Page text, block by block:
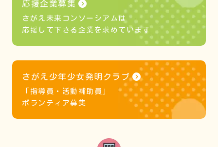
応援企業募集
さがえ未来コンソーシアムは
応援して下さる企業を求めています
さがえ少年少女発明クラブ
「指導員・活動補助員」
ボランティア募集